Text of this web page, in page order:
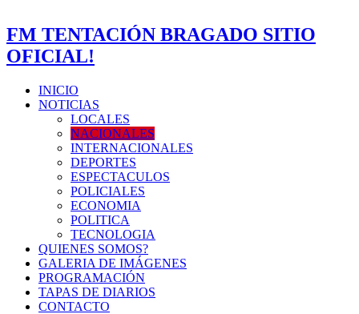
FM TENTACIÓN BRAGADO SITIO
OFICIAL!
INICIO
NOTICIAS
LOCALES
NACIONALES
INTERNACIONALES
DEPORTES
ESPECTACULOS
POLICIALES
ECONOMIA
POLITICA
TECNOLOGIA
QUIENES SOMOS?
GALERIA DE IMÁGENES
PROGRAMACIÓN
TAPAS DE DIARIOS
CONTACTO